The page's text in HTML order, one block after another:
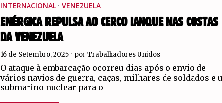
INTERNACIONAL · VENEZUELA
ENÉRGICA REPULSA AO CERCO IANQUE NAS COSTAS
DA VENEZUELA
16 de Setembro, 2025 por Trabalhadores Unidos
O ataque à embarcação ocorreu dias após o envio de
vários navios de guerra, caças, milhares de soldados e
submarino nuclear para o